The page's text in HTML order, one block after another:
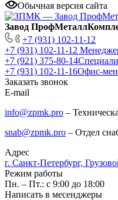
Обычная версия сайта
Завод
+7 (931) 102-11-12
+7 (931) 102-11-12
+7 (921) 375-80-14
+7 (931) 102-11-16Офис-
Заказать звонок
E-mail
info@zpmk.pro –
snab@zpmk.pro – Отдел
Адрес
г. Санкт-Петербург,
Режим работы
Пн. – Пт.: с 9:00 до 18:00
Написать в месенджеры